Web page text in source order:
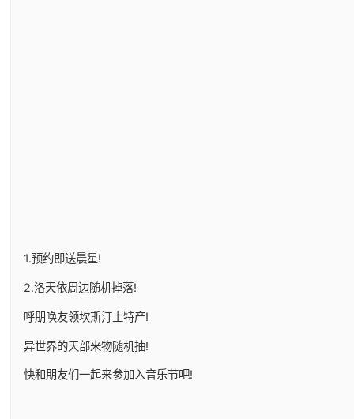
1.预约即送晨星!
2.洛天依周边随机掉落!
呼朋唤友领坎斯汀土特产!
异世界的天部来物随机抽!
快和朋友们一起来参加入音乐节吧!